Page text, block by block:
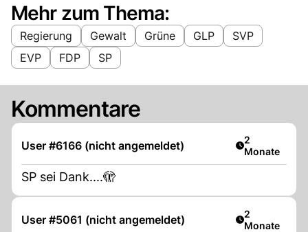
Mehr zum Thema:
Regierung Gewalt Grüne GLP
SVP
EVP
FDP SP
Kommentare
User #6166 (nicht angemeldet) Artikel
2
Monate
SP sei Dank....🫣
User #5061 (nicht angemeldet) Artikel
2
Monate